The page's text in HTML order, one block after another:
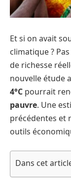
Et si on avait
climatique ?
de richesse
nouvelle étude
4°C pourrait
pauvre. Une
précédentes et
outils
Dans cet